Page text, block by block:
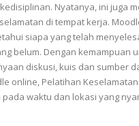
Nyatanya, ini juga
di tempat kerja.
siapa yang telah
belum. Dengan kemampuan
diskusi, kuis dan sumber
online, Pelatihan
waktu dan lokasi yang